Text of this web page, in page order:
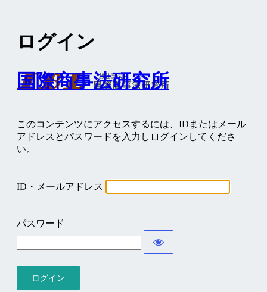
ログイン
国際商事法研究所
このコンテンツにアクセスするには、IDまたはメール
アドレスとパスワードを入力しログインしてくださ
い。
ID・メールアドレス
パスワード